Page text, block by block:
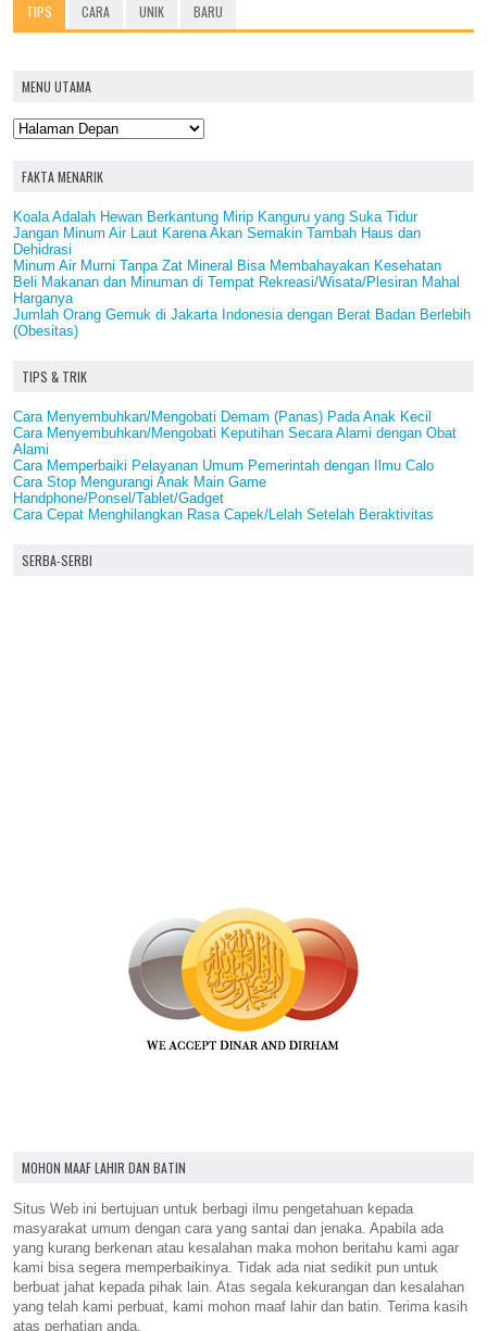
TIPS CARA UNIK BARU
MENU UTAMA
FAKTA MENARIK
Koala Adalah Hewan Berkantung Mirip Kanguru yang Suka Tidur
Jangan Minum Air Laut Karena Akan Semakin Tambah Haus dan
Dehidrasi
Minum Air Murni Tanpa Zat Mineral Bisa Membahayakan Kesehatan
Beli Makanan dan Minuman di Tempat Rekreasi/Wisata/Plesiran Mahal
Harganya
Jumlah Orang Gemuk di Jakarta Indonesia dengan Berat Badan Berlebih
(Obesitas)
TIPS & TRIK
Cara Menyembuhkan/Mengobati Demam (Panas) Pada Anak Kecil
Cara Menyembuhkan/Mengobati Keputihan Secara Alami dengan Obat
Alami
Cara Memperbaiki Pelayanan Umum Pemerintah dengan Ilmu Calo
Cara Stop Mengurangi Anak Main Game
Handphone/Ponsel/Tablet/Gadget
Cara Cepat Menghilangkan Rasa Capek/Lelah Setelah Beraktivitas
SERBA-SERBI
MOHON MAAF LAHIR DAN BATIN
Situs Web ini bertujuan untuk berbagi ilmu pengetahuan kepada
masyarakat umum dengan cara yang santai dan jenaka. Apabila ada
yang kurang berkenan atau kesalahan maka mohon beritahu kami agar
kami bisa segera memperbaikinya. Tidak ada niat sedikit pun untuk
berbuat jahat kepada pihak lain. Atas segala kekurangan dan kesalahan
yang telah kami perbuat, kami mohon maaf lahir dan batin. Terima kasih
atas perhatian anda.